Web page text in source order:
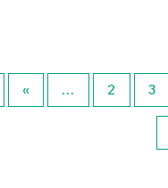
« ... 2 3